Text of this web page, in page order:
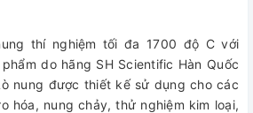
thí nghiệm tối đa 1700 độ C với
do hãng SH Scientific Hàn Quốc
nung được thiết kế sử dụng cho các
hóa, nung chảy, thử nghiệm kim loại,